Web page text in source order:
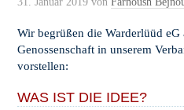
Wir begrüßen die Warderlüüd eG
Genossenschaft in unserem
vorstellen:
WAS IST DIE IDEE?